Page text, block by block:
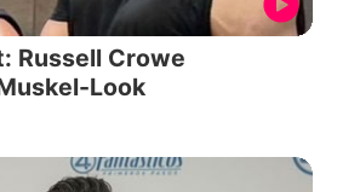
Russell Crowe
Look